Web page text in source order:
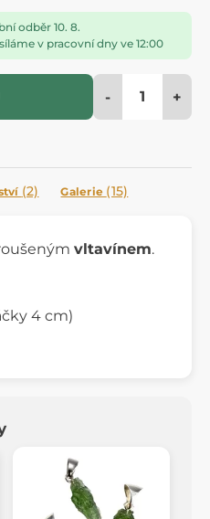
odběr 10. 8.
v pracovní dny ve 12:00
- +
(2) Galerie (15)
vltavínem.
4 cm)